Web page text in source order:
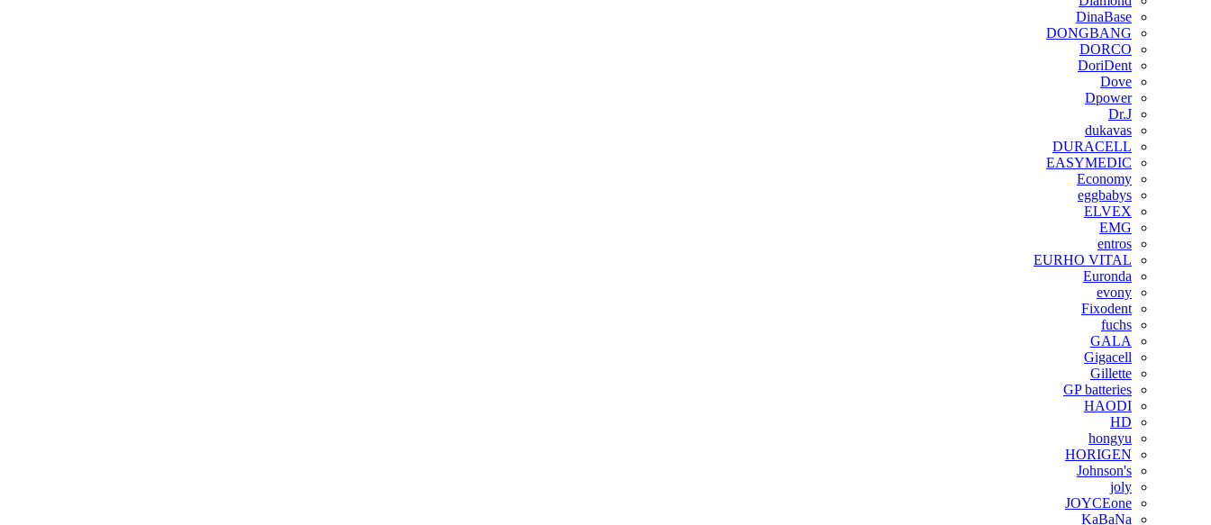
DinaBase
DONGBANG
DORCO
DoriDent
Dove
Dpower
Dr.J
dukavas
DURACELL
EASYMEDIC
Economy
eggbabys
ELVEX
EMG
entros
EURHO VITAL
Euronda
evony
Fixodent
fuchs
GALA
Gigacell
Gillette
GP batteries
HAODI
HD
hongyu
HORIGEN
Johnson's
joly
JOYCEone
KaBaNa